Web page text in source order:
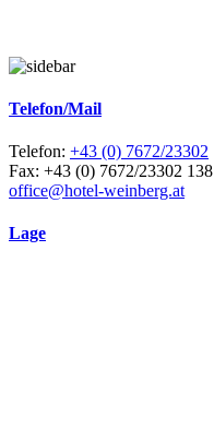
Telefon/Mail
Telefon: +43 (0) 7672/23302
Fax: +43 (0) 7672/23302 138
office@hotel-weinberg.at
Lage